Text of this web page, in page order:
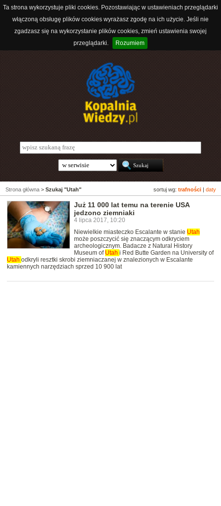
Ta strona wykorzystuje pliki cookies. Pozostawiając w ustawieniach przeglądarki
włączoną obsługę plików cookies wyrażasz zgodę na ich użycie. Jeśli nie
zgadzasz się na wykorzystanie plików cookies, zmień ustawienia swojej
przeglądarki.
Rozumiem
sortuj wg: trafności daty
Strona główna > Szukaj "Utah"
Już 11 000 lat temu na terenie USA
jedzono ziemniaki
4 lipca 2017, 10:20
Niewielkie miasteczko Escalante w stanie Utah
może poszczycić się znaczącym odkryciem
archeologicznym. Badacze z Natural History
Museum of Utah i Red Butte Garden na University of
Utah odkryli resztki skrobi ziemniaczanej w znalezionych w Escalante
kamiennych narzędziach sprzed 10 900 lat